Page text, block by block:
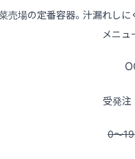
売場の定番容器。汁漏れし
メニュ
受発注
0〜